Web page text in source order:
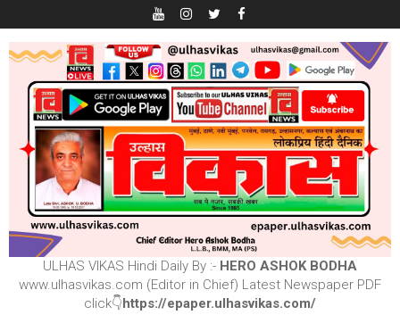
ULHAS VIKAS Hindi Daily By :- HERO ASHOK BODHA
www.ulhasvikas.com (Editor in Chief) Latest Newspaper PDF
click👇https://epaper.ulhasvikas.com/